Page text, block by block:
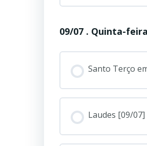
09/07 . Quinta-feira
Santo Terço
Laudes [09/07]